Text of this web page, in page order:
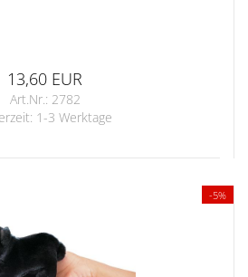
13,60 EUR
Art.Nr.: 2782
1-3 Werktage
-5%